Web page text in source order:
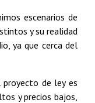
escenarios de
y su realidad
ya que cerca del
de ley es
y precios bajos,